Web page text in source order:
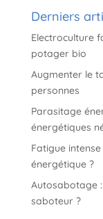
Derniers
Electroculture
potager bio
Augmenter le
personnes
Parasitage
énergétiques
Fatigue
énergétique ?
Autosabotage
saboteur ?